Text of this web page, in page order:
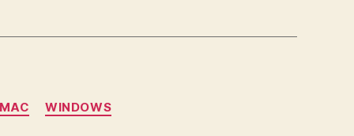
MAC WINDOWS